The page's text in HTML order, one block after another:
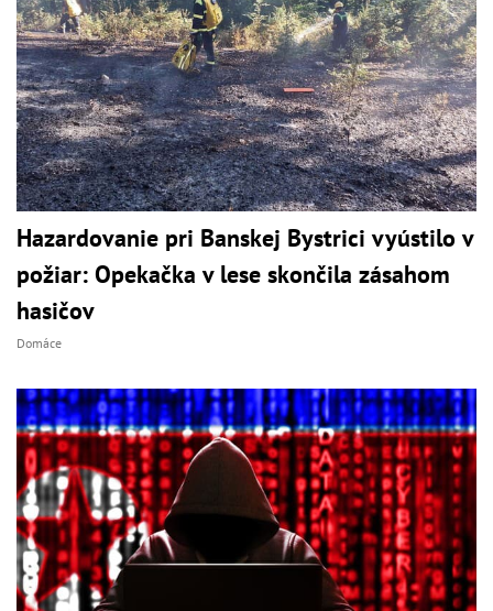
Hazardovanie pri Banskej Bystrici vyústilo v
požiar: Opekačka v lese skončila zásahom
hasičov
Domáce